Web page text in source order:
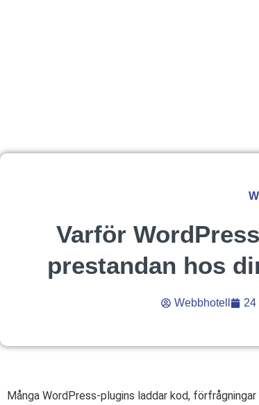
Varför
prestandan hos
Webbhotell 24
Många WordPress-plugins laddar kod,